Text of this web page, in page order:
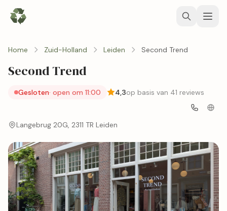
Home Zuid-Holland Leiden Second Trend
Second Trend
Gesloten· open om 11:00 4,3op basis van 41 reviews
Langebrug 20G, 2311 TR Leiden